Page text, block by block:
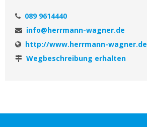
089 9614440
info@herrmann-wagner.de
http://www.herrmann-wagner.de
Wegbeschreibung erhalten